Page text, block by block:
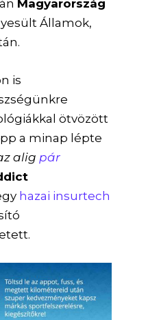
Magyarország
Államok,
is
ötvözött
a minap lépte
alig pár
hazai insurtech